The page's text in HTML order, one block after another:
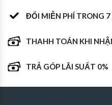
ĐỔI MIỄN PHÍ TRONG
THAHH TOÁN KHI
TRẢ GÓP LÃI SUẤT 0%